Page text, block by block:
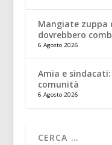
Mangiate zuppa
dovrebbero
6 Agosto 2026
Amia e
comunità
6 Agosto 2026